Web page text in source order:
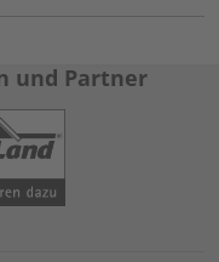
und Partner